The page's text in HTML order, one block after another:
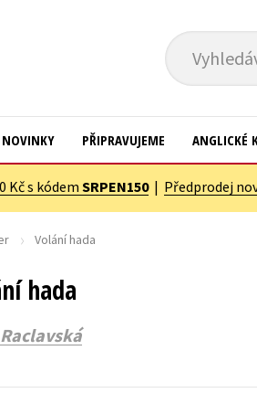
Cestování
Dárkové publikace
Digitální fotografie
Esoterika a duchovní svět
NOVINKY PŘIPRAVUJEME ANGLICKÉ
Kč s kódem SRPEN150| Předprodej
Volání hada
hada